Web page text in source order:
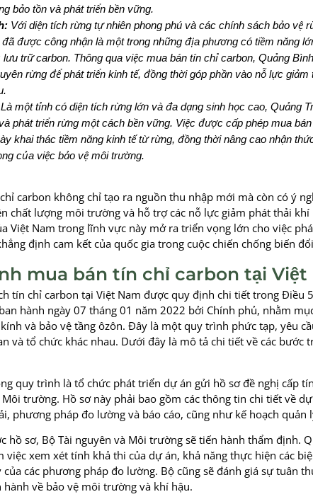
bảo tồn và phát triển bền vững.
Với diện tích rừng tự nhiên phong phú và các chính sách bảo vệ
được công nhận là một trong những địa phương có tiềm năng
trữ carbon. Thông qua việc mua bán tín chỉ carbon, Quảng
rừng để phát triển kinh tế, đồng thời góp phần vào nỗ lực giảm
một tỉnh có diện tích rừng lớn và đa dạng sinh học cao, Quảng
phát triển rừng một cách bền vững. Việc được cấp phép mua
khai thác tiềm năng kinh tế từ rừng, đồng thời nâng cao nhận
của việc bảo vệ môi trường.
carbon không chỉ tạo ra nguồn thu nhập mới mà còn có ý
chất lượng môi trường và hỗ trợ các nỗ lực giảm phát thải khí
Việt Nam trong lĩnh vực này mở ra triển vọng lớn cho việc
định cam kết của quốc gia trong cuộc chiến chống biến
mua bán tín chỉ carbon tại Việt
tín chỉ carbon tại Việt Nam được quy định chi tiết trong Điều
hành ngày 07 tháng 01 năm 2022 bởi Chính phủ, nhằm
và bảo vệ tầng ôzôn. Đây là một quy trình phức tạp, yêu
và tổ chức khác nhau. Dưới đây là mô tả chi tiết về các bước
quy trình là tổ chức phát triển dự án gửi hồ sơ đề nghị cấp
Môi trường. Hồ sơ này phải bao gồm các thông tin chi tiết về
phương pháp đo lường và báo cáo, cũng như kế hoạch quản
hồ sơ, Bộ Tài nguyên và Môi trường sẽ tiến hành thẩm định.
việc xem xét tính khả thi của dự án, khả năng thực hiện các
các phương pháp đo lường. Bộ cũng sẽ đánh giá sự tuân
hành về bảo vệ môi trường và khí hậu.